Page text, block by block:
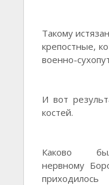
Такому
крепостные,
военно-
И вот
костей.
Каково
нервному